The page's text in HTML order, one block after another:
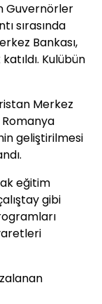
Guvernörler
sırasında
Bankası,
Kulübün
Merkez
Romanya
geliştirilmesi
eğitim
gibi